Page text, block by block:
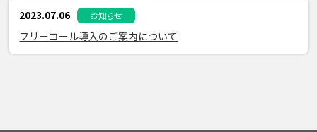
2023.07.06 お知らせ
フリーコール導入のご案内について